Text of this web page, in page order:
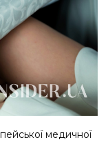
медичної